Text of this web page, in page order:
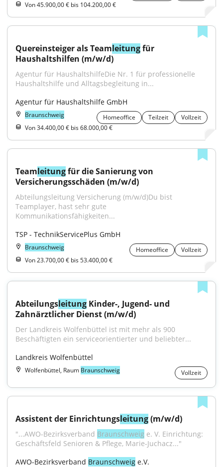
Von 45.900,00 € bis 104.200,00 €
Quereinsteiger als Teamleitung für
Haushaltshilfen (m/w/d)
Agentur für HaushaltshilfeDie Nr. 1 für professionelle
Haushaltshilfe und Alltagsbegleitung in...
Agentur für Haushaltshilfe GmbH
Braunschweig Homeoffice Teilzeit
Vollzeit
Von 34.400,00 € bis 68.000,00 €
Teamleitung für die Sanierung von
Versicherungsschäden (m/w/d)
Abteilungsleitung Versicherung (m/w/d)Du bist
Teamplayer, hast sehr gute
Kommunikationsfähigkeiten...
TSP - TechnikServicePlus GmbH
Braunschweig Homeoffice
Vollzeit
Von 23.700,00 € bis 53.400,00 €
Abteilungsleitung Kinder-, Jugend- und
Zahnärztlicher Dienst (m/w/d)
Der Landkreis Wolfenbüttel ist mit mehr als 900
Beschäftigten ein serviceorientierter und beliebter...
Landkreis Wolfenbüttel
Wolfenbüttel, Raum Braunschweig Vollzeit
Assistent der Einrichtungsleitung (m/w/d)
"...AWO-Bezirksverband Braunschweig e. V. Einrichtung:
Geschäftsfeld Senioren & Pflege, Marie-Juchacz..."
AWO-Bezirksverband Braunschweig e.V.